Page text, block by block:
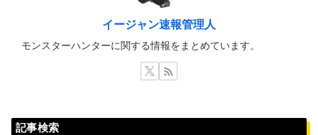
イージャン速報管理人
モンスターハンターに関する情報をまとめています。
記事検索